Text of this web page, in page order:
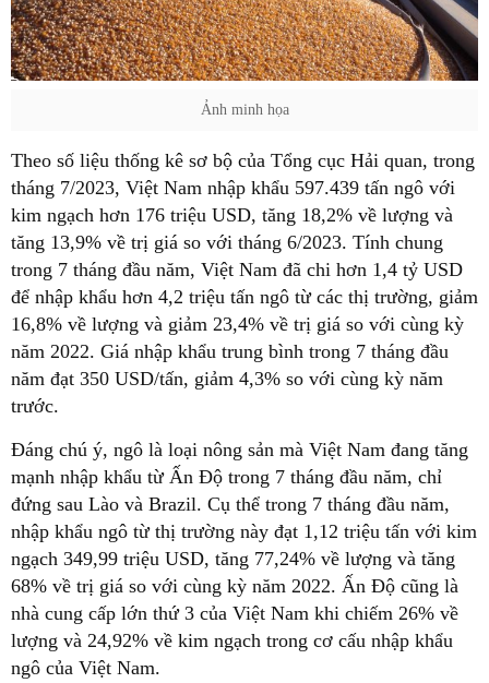
Ảnh minh họa
Theo số liệu thống kê sơ bộ của Tổng cục Hải quan, trong
tháng 7/2023, Việt Nam nhập khẩu 597.439 tấn ngô với
kim ngạch hơn 176 triệu USD, tăng 18,2% về lượng và
tăng 13,9% về trị giá so với tháng 6/2023. Tính chung
trong 7 tháng đầu năm, Việt Nam đã chi hơn 1,4 tỷ USD
để nhập khẩu hơn 4,2 triệu tấn ngô từ các thị trường, giảm
16,8% về lượng và giảm 23,4% về trị giá so với cùng kỳ
năm 2022. Giá nhập khẩu trung bình trong 7 tháng đầu
năm đạt 350 USD/tấn, giảm 4,3% so với cùng kỳ năm
trước.
Đáng chú ý, ngô là loại nông sản mà Việt Nam đang tăng
mạnh nhập khẩu từ Ấn Độ trong 7 tháng đầu năm, chỉ
đứng sau Lào và Brazil. Cụ thể trong 7 tháng đầu năm,
nhập khẩu ngô từ thị trường này đạt 1,12 triệu tấn với kim
ngạch 349,99 triệu USD, tăng 77,24% về lượng và tăng
68% về trị giá so với cùng kỳ năm 2022. Ấn Độ cũng là
nhà cung cấp lớn thứ 3 của Việt Nam khi chiếm 26% về
lượng và 24,92% về kim ngạch trong cơ cấu nhập khẩu
ngô của Việt Nam.